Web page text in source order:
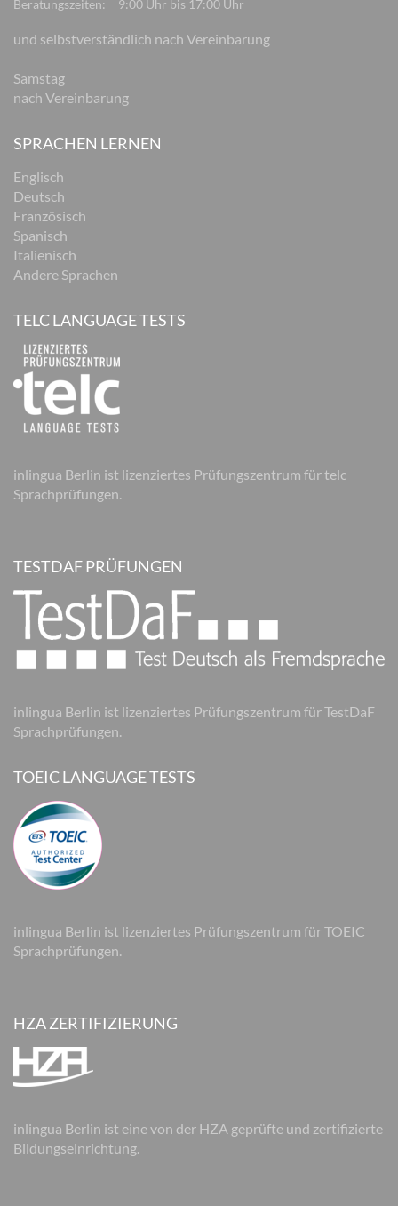
Beratungszeiten:
9:00 Uhr bis 17:00 Uhr
und selbstverständlich nach Vereinbarung
Samstag
nach Vereinbarung
SPRACHEN LERNEN
Englisch
Deutsch
Französisch
Spanisch
Italienisch
Andere Sprachen
TELC LANGUAGE TESTS
inlingua Berlin ist lizenziertes Prüfungszentrum für telc
Sprachprüfungen.
TESTDAF PRÜFUNGEN
inlingua Berlin ist lizenziertes Prüfungszentrum für TestDaF
Sprachprüfungen.
TOEIC LANGUAGE TESTS
inlingua Berlin ist lizenziertes Prüfungszentrum für TOEIC
Sprachprüfungen.
HZA ZERTIFIZIERUNG
inlingua Berlin ist eine von der HZA geprüfte und zertifizierte
Bildungseinrichtung.